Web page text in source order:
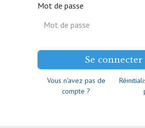
Mot de passe
Se connecter
Vous n'avez pas de
compte ?